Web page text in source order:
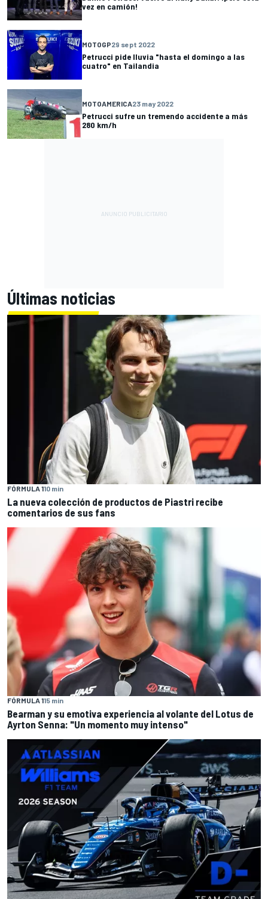
vez en camión!
MOTOGP29 sept 2022
Petrucci pide lluvia "hasta el domingo a las
cuatro" en Tailandia
MOTOAMERICA23 may 2022
Petrucci sufre un tremendo accidente a más
280 km/h
Últimas noticias
FÓRMULA 110 min
La nueva colección de productos de Piastri recibe
comentarios de sus fans
FÓRMULA 115 min
Bearman y su emotiva experiencia al volante del Lotus de
Ayrton Senna: "Un momento muy intenso"